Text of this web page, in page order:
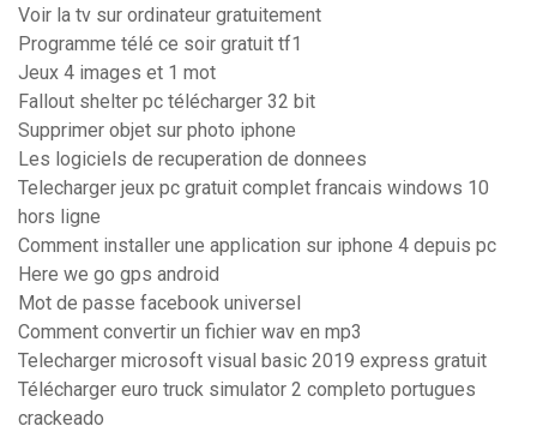
Voir la tv sur ordinateur gratuitement
Programme télé ce soir gratuit tf1
Jeux 4 images et 1 mot
Fallout shelter pc télécharger 32 bit
Supprimer objet sur photo iphone
Les logiciels de recuperation de donnees
Telecharger jeux pc gratuit complet francais windows 10
hors ligne
Comment installer une application sur iphone 4 depuis pc
Here we go gps android
Mot de passe facebook universel
Comment convertir un fichier wav en mp3
Telecharger microsoft visual basic 2019 express gratuit
Télécharger euro truck simulator 2 completo portugues
crackeado